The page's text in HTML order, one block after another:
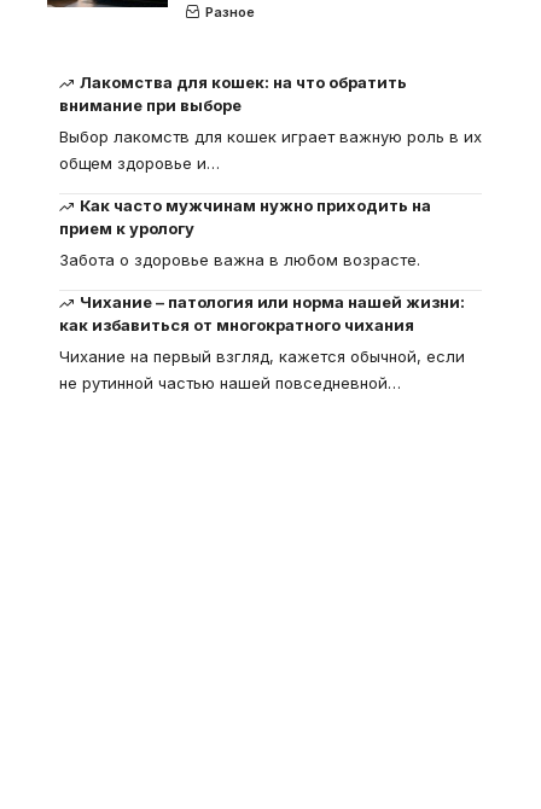
Разное
Лакомства для кошек: на что обратить
внимание при выборе
Выбор лакомств для кошек играет важную роль в их
общем здоровье и…
Как часто мужчинам нужно приходить на
прием к урологу
Забота о здоровье важна в любом возрасте.
Чихание – патология или норма нашей жизни:
как избавиться от многократного чихания
Чихание на первый взгляд, кажется обычной, если
не рутинной частью нашей повседневной…